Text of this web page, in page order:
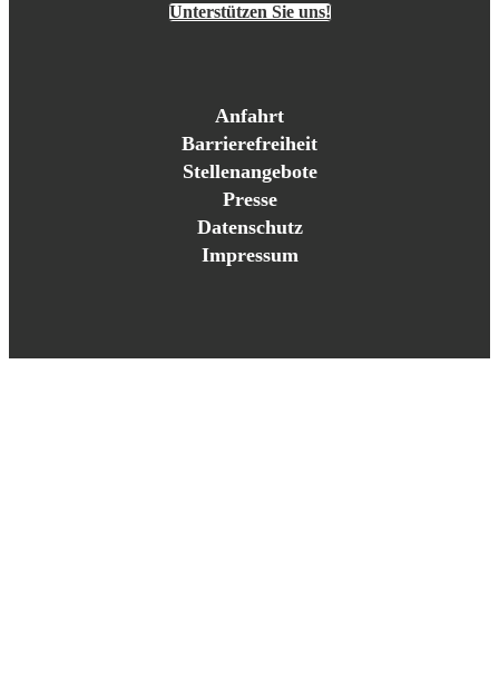
Unterstützen Sie uns!
Anfahrt
Barrierefreiheit
Stellenangebote
Presse
Datenschutz
Impressum